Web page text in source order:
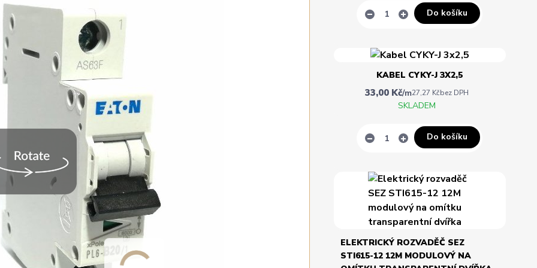
Do košíku
KABEL CYKY-J 3X2,5
33,00 Kč/m27,27 Kčbez DPH
SKLADEM
Do košíku
ELEKTRICKÝ ROZVADĚČ SEZ
STI615-12 12M MODULOVÝ NA